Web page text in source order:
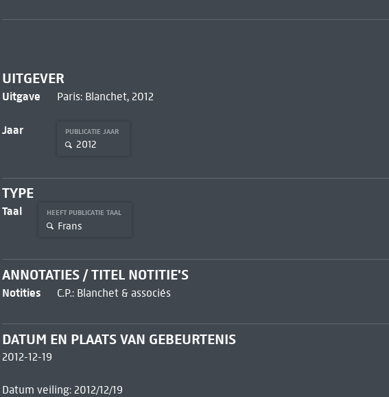
UITGEVER
Uitgave Paris: Blanchet, 2012
Jaar PUBLICATIE JAAR
2012
TYPE
Taal HEEFT PUBLICATIE TAAL
Frans
ANNOTATIES / TITEL NOTITIE'S
Notities C.P.: Blanchet & associés
DATUM EN PLAATS VAN GEBEURTENIS
2012-12-19
Datum veiling: 2012/12/19